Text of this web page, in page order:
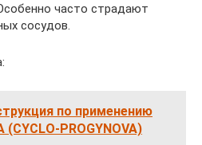
часто страдают
сосудов.
по применению
PROGYNOVA)